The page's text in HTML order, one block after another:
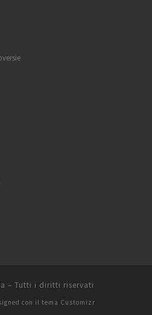
– Tutti i diritti riservati
con il tema Customizr